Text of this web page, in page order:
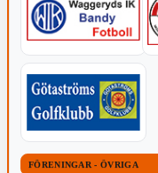
FÖRENINGAR - ÖVRIGA